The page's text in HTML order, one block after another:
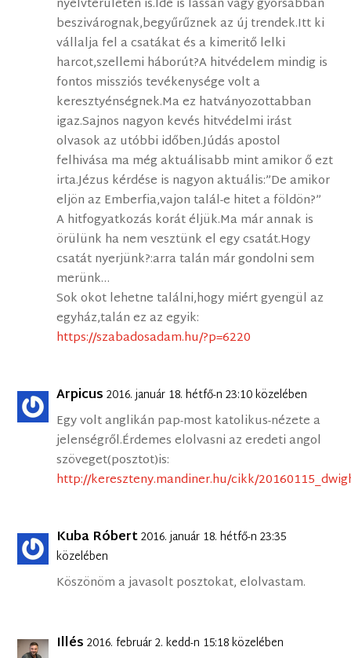
nyelvterületen is.Ide is lassan vagy gyorsabban
beszivárognak,begyűrűznek az új trendek.Itt ki
vállalja fel a csatákat és a kimeritő lelki
harcot,szellemi háborút?A hitvédelem mindig is
fontos missziós tevékenysége volt a
keresztyénségnek.Ma ez hatványozottabban
igaz.Sajnos nagyon kevés hitvédelmi irást
olvasok az utóbbi időben.Júdás apostol
felhivása ma még aktuálisabb mint amikor ő ezt
irta.Jézus kérdése is nagyon aktuális:”De amikor
eljön az Emberfia,vajon talál-e hitet a földön?”
A hitfogyatkozás korát éljük.Ma már annak is
örülünk ha nem vesztünk el egy csatát.Hogy
csatát nyerjünk?:arra talán már gondolni sem
merünk…
Sok okot lehetne találni,hogy miért gyengül az
egyház,talán ez az egyik:
https://szabadosadam.hu/?p=6220
Arpicus 2016. január 18. hétfő-n 23:10 közelében
Egy volt anglikán pap-most katolikus-nézete a
jelenségről.Érdemes elolvasni az eredeti angol
szöveget(posztot)is:
http://kereszteny.mandiner.hu/cikk/
Kuba Róbert2016. január 18. hétfő-n 23:35
közelében
Köszönöm a javasolt posztokat, elolvastam.
Illés 2016. február 2. kedd-n 15:18 közelében